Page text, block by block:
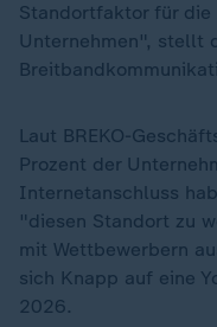
Standortfaktor für
Unternehmen", stellt
Laut BREKO-
Prozent der
Internetanschluss
"diesen Standort zu
mit Wettbewerbern
sich Knapp auf eine
2026.